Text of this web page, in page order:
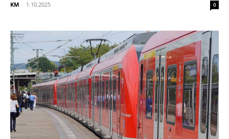
KM - 1.10.2025 0